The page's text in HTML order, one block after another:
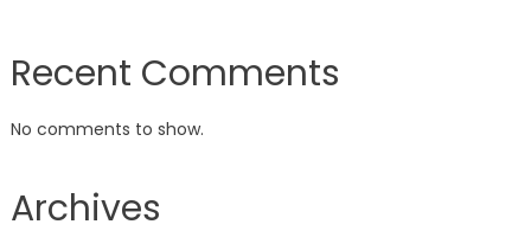
Recent Comments
No comments to show.
Archives